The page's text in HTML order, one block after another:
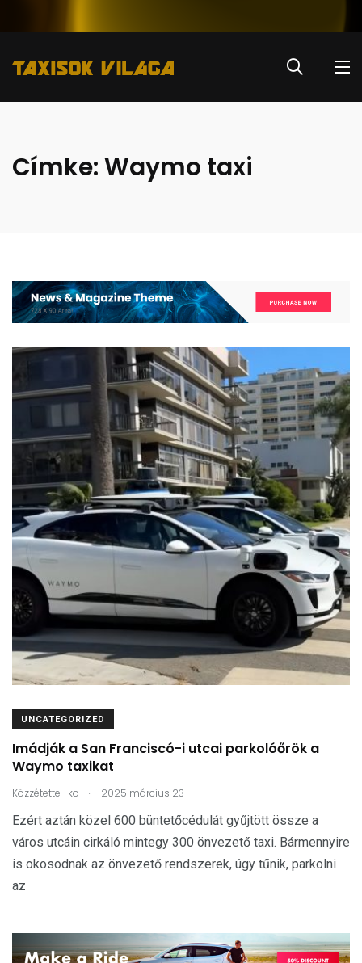
Címke:Waymo taxi
UNCATEGORIZED
Imádják a San Franciscó-i utcai parkolóőrök a
Waymo taxikat
Közzétette -ko . 2025 március 23
Ezért aztán közel 600 büntetőcédulát gyűjtött össze a
város utcáin cirkáló mintegy 300 önvezető taxi. Bármennyire
is okosodnak az önvezető rendszerek, úgy tűnik, parkolni
az